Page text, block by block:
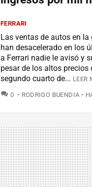
FERRARI
Las ventas de autos en
han desacelerado en los
a Ferrari nadie le avisó y
pesar de los altos precios
segundo cuarto de... LEER
0 COMENTARIOS
RODRIGO BUENDIA